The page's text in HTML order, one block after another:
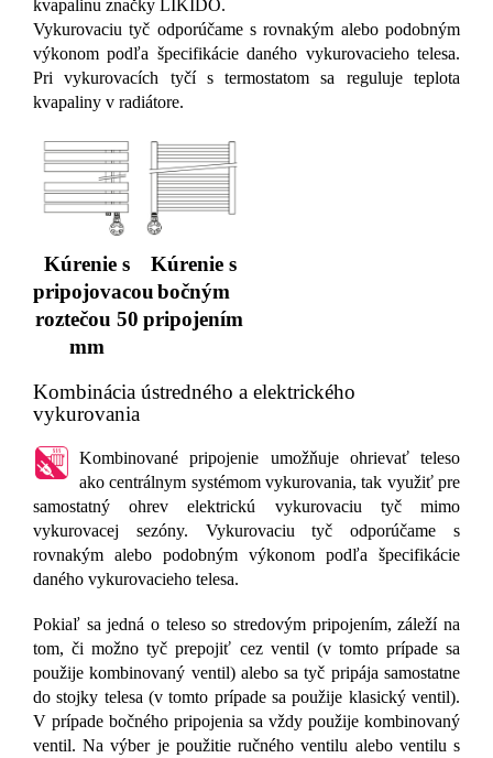
kvapalinu značky LIKIDO.
Vykurovaciu tyč odporúčame s rovnakým alebo podobným
výkonom podľa špecifikácie daného vykurovacieho telesa.
Pri vykurovacích tyčí s termostatom sa reguluje teplota
kvapaliny v radiátore.
Kúrenie s
pripojovacou
roztečou 50
mm
Kúrenie s
bočným
pripojením
Kombinácia ústredného a elektrického
vykurovania
Kombinované pripojenie umožňuje ohrievať teleso
ako centrálnym systémom vykurovania, tak využiť pre
samostatný ohrev elektrickú vykurovaciu tyč mimo
vykurovacej sezóny. Vykurovaciu tyč odporúčame s
rovnakým alebo podobným výkonom podľa špecifikácie
daného vykurovacieho telesa.
Pokiaľ sa jedná o teleso so stredovým pripojením, záleží na
tom, či možno tyč prepojiť cez ventil (v tomto prípade sa
použije kombinovaný ventil) alebo sa tyč pripája samostatne
do stojky telesa (v tomto prípade sa použije klasický ventil).
V prípade bočného pripojenia sa vždy použije kombinovaný
ventil. Na výber je použitie ručného ventilu alebo ventilu s